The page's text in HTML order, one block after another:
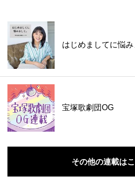
はじめましてに悩み
宝塚歌劇団OG
その他の連載は